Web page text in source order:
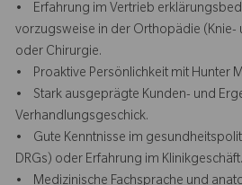
• Erfahrung im Vertrieb
vorzugsweise in der Orthopädie
oder Chirurgie.
• Proaktive Persönlichkeit mit Hunter
• Stark ausgeprägte Kunden- und
Verhandlungsgeschick.
• Gute Kenntnisse im
DRGs) oder Erfahrung im Klinikgeschäft.